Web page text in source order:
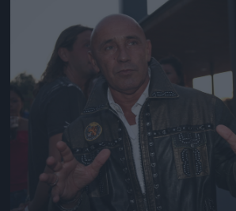
Jön még kép!